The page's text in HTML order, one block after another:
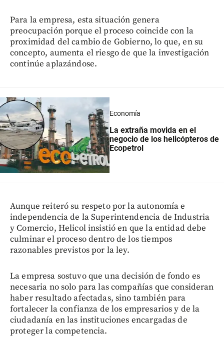
Para la empresa, esta situación genera
preocupación porque el proceso coincide con la
proximidad del cambio de Gobierno, lo que, en su
concepto, aumenta el riesgo de que la investigación
continúe aplazándose.
Economía
La extraña movida en el
negocio de los helicópteros de
Ecopetrol
Aunque reiteró su respeto por la autonomía e
independencia de la Superintendencia de Industria
y Comercio, Helicol insistió en que la entidad debe
culminar el proceso dentro de los tiempos
razonables previstos por la ley.
La empresa sostuvo que una decisión de fondo es
necesaria no solo para las compañías que consideran
haber resultado afectadas, sino también para
fortalecer la confianza de los empresarios y de la
ciudadanía en las instituciones encargadas de
proteger la competencia.